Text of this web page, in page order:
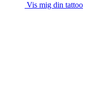
Vis mig din tattoo